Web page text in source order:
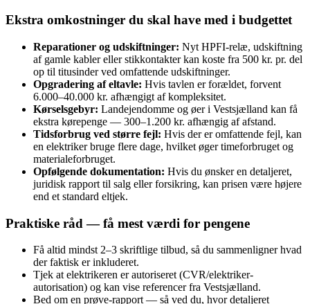
Ekstra omkostninger du skal have med i budgettet
Reparationer og udskiftninger: Nyt HPFI-relæ, udskiftning
af gamle kabler eller stikkontakter kan koste fra 500 kr. pr. del
op til titusinder ved omfattende udskiftninger.
Opgradering af eltavle: Hvis tavlen er forældet, forvent
6.000–40.000 kr. afhængigt af kompleksitet.
Kørselsgebyr: Landejendomme og øer i Vestsjælland kan få
ekstra kørepenge — 300–1.200 kr. afhængig af afstand.
Tidsforbrug ved større fejl: Hvis der er omfattende fejl, kan
en elektriker bruge flere dage, hvilket øger timeforbruget og
materialeforbruget.
Opfølgende dokumentation: Hvis du ønsker en detaljeret,
juridisk rapport til salg eller forsikring, kan prisen være højere
end et standard eltjek.
Praktiske råd — få mest værdi for pengene
Få altid mindst 2–3 skriftlige tilbud, så du sammenligner hvad
der faktisk er inkluderet.
Tjek at elektrikeren er autoriseret (CVR/elektriker-
autorisation) og kan vise referencer fra Vestsjælland.
Bed om en prøve‑rapport — så ved du, hvor detaljeret